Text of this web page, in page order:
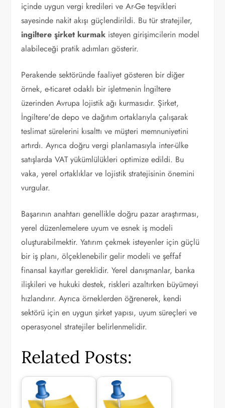
içinde uygun vergi kredileri ve Ar-Ge teşvikleri
sayesinde nakit akışı güçlendirildi. Bu tür stratejiler,
ingiltere şirket kurmak isteyen girişimcilerin model
alabileceği pratik adımları gösterir.
Perakende sektöründe faaliyet gösteren bir diğer
örnek, e-ticaret odaklı bir işletmenin İngiltere
üzerinden Avrupa lojistik ağı kurmasıdır. Şirket,
İngiltere'de depo ve dağıtım ortaklarıyla çalışarak
teslimat sürelerini kısalttı ve müşteri memnuniyetini
artırdı. Ayrıca doğru vergi planlamasıyla inter-ülke
satışlarda VAT yükümlülükleri optimize edildi. Bu
vaka, yerel ortaklıklar ve lojistik stratejisinin önemini
vurgular.
Başarının anahtarı genellikle doğru pazar araştırması,
yerel düzenlemelere uyum ve esnek iş modeli
oluşturabilmektir. Yatırım çekmek isteyenler için güçlü
bir iş planı, ölçeklenebilir gelir modeli ve şeffaf
finansal kayıtlar gereklidir. Yerel danışmanlar, banka
ilişkileri ve hukuki destek, riskleri azaltırken büyümeyi
hızlandırır. Ayrıca örneklerden öğrenerek, kendi
sektörü için en uygun şirket yapısı, uyum süreçleri ve
operasyonel stratejiler belirlenmelidir.
Related Posts: